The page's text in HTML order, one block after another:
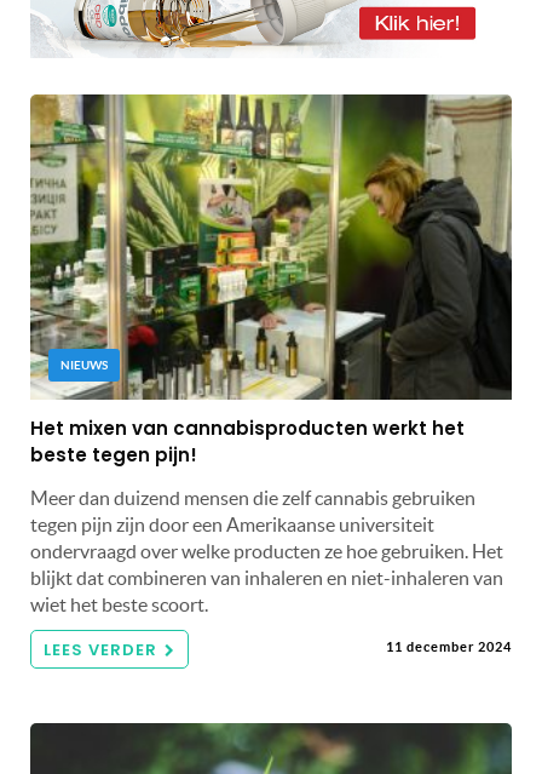
NIEUWS
Het mixen van cannabisproducten werkt het
beste tegen pijn!
Meer dan duizend mensen die zelf cannabis gebruiken
tegen pijn zijn door een Amerikaanse universiteit
ondervraagd over welke producten ze hoe gebruiken. Het
blijkt dat combineren van inhaleren en niet-inhaleren van
wiet het beste scoort.
LEES VERDER 11 december 2024